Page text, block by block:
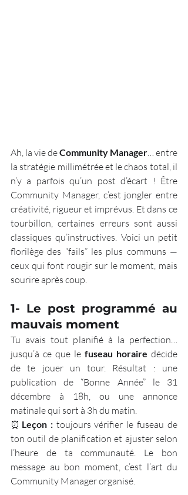
Ah, la vie de Community Manager… entre
la stratégie millimétrée et le chaos total, il
n’y a parfois qu’un post d’écart ! Être
Community Manager, c’est jongler entre
créativité, rigueur et imprévus. Et dans ce
tourbillon, certaines erreurs sont aussi
classiques qu’instructives. Voici un petit
florilège des “fails” les plus communs —
ceux qui font rougir sur le moment, mais
sourire après coup.
1- Le post programmé au
mauvais moment
Tu avais tout planifié à la perfection…
jusqu’à ce que le fuseau horaire décide
de te jouer un tour. Résultat : une
publication de “Bonne Année” le 31
décembre à 18h, ou une annonce
matinale qui sort à 3h du matin.
⏰ Leçon : toujours vérifier le fuseau de
ton outil de planification et ajuster selon
l’heure de ta communauté. Le bon
message au bon moment, c’est l’art du
Community Manager organisé.